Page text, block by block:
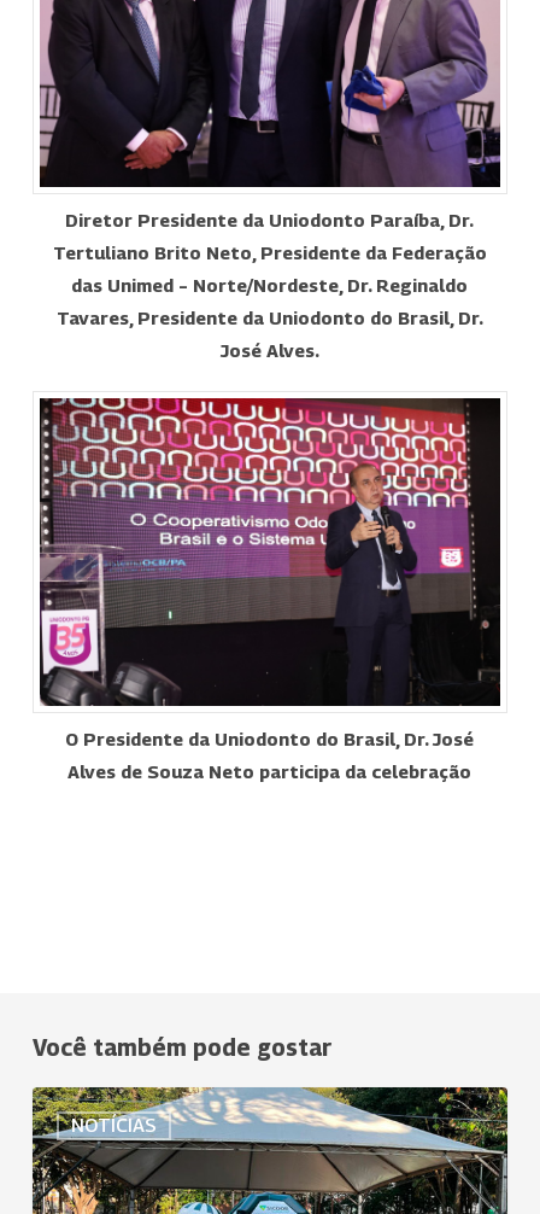
Diretor Presidente da Uniodonto Paraíba, Dr.
Tertuliano Brito Neto, Presidente da Federação
das Unimed – Norte/Nordeste, Dr. Reginaldo
Tavares, Presidente da Uniodonto do Brasil, Dr.
José Alves.
O Presidente da Uniodonto do Brasil, Dr. José
Alves de Souza Neto participa da celebração
Você também pode gostar
NOTÍCIAS
Uniodonto
Rio
Claro
celebra